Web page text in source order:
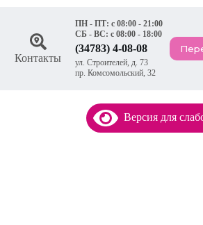
Контакты
ПН - ПТ: с 08:00 - 21:00
СБ - ВС: с 08:00 - 18:00
(34783) 4-08-08
ул. Строителей, д. 73
пр. Комсомольский, 32
Версия для